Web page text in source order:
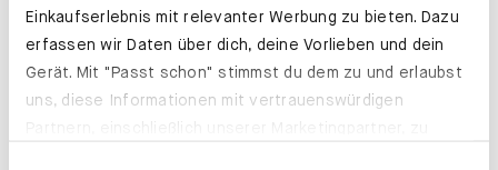
Einkaufserlebnis mit relevanter Werbung zu bieten. Dazu
erfassen wir Daten über dich, deine Vorlieben und dein
Gerät. Mit "Passt schon" stimmst du dem zu und erlaubst
uns, diese Informationen mit vertrauenswürdigen
Erfahre mehr